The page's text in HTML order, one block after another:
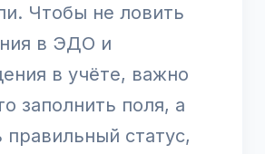
Чтобы не ловить
в ЭДО и
в учёте, важно
заполнить поля, а
правильный статус,